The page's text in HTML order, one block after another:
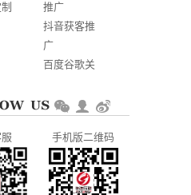
推广
抖音获客推
广
百度谷歌关
AI智能发布
手机版二维码